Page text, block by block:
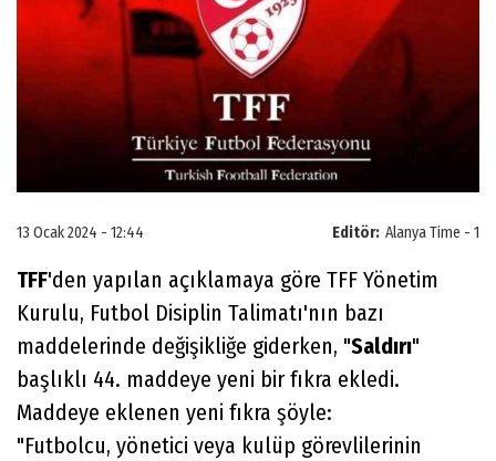
Editör: Alanya Time - 1
13 Ocak 2024 - 12:44
TFF'den yapılan açıklamaya göre TFF Yönetim
Kurulu, Futbol Disiplin Talimatı'nın bazı
maddelerinde değişikliğe giderken, "Saldırı"
başlıklı 44. maddeye yeni bir fıkra ekledi.
Maddeye eklenen yeni fıkra şöyle:
"Futbolcu, yönetici veya kulüp görevlilerinin